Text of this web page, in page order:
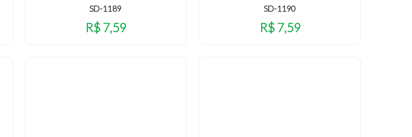
SD-1189
R$ 7,59
SD-1190
R$ 7,59